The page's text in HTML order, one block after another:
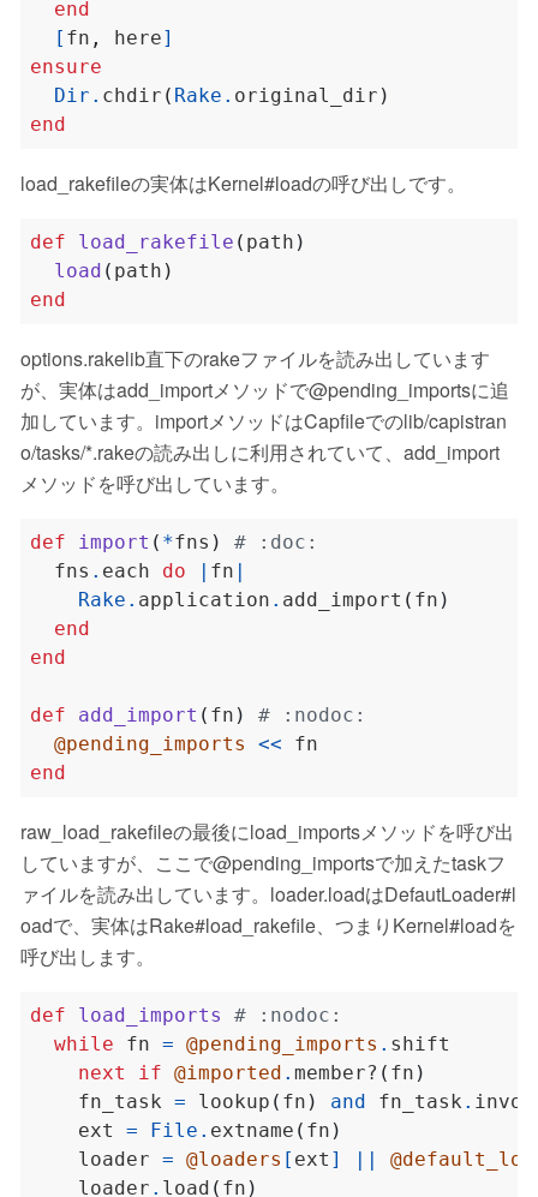
end
[ fn , here]
ensure
Dir . chdir ( Rake . original_dir )
end
load_rakefileの実体はKernel#loadの呼び出しです。
def load_rakefile ( path )
load ( path )
end
options.rakelib直下のrakeファイルを読み出しています
が、実体はadd_importメソッドで@pending_importsに追
加しています。importメソッドはCapfileでのlib/capistran
o/tasks/*.rakeの読み出しに利用されていて、add_import
メソッドを呼び出しています。
def import ( *fns )
# :doc:
  fns
. each do | fn |
Rake . application . add_import ( fn )
end
end
def add_import ( fn )
# :nodoc:
@pending_imports
<<
end
raw_load_rakefileの最後にload_importsメソッドを呼び出
していますが、ここで@pending_importsで加えたtaskフ
ァイルを読み出しています。loader.loadはDefautLoader#l
oadで、実体はRake#load_rakefile、つまりKernel#loadを
呼び出します。
def load_imports
# :nodoc:
while fn = @pending_imports .
next
if @imported . member? ( fn )
    fn_task
= lookup ( fn ) and fn_task .
    ext
= File . extname ( fn )
    loader
= @loaders [ ext ] ||
    loader
. load ( fn )